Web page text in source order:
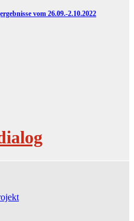
vom 26.09.-2.10.2022